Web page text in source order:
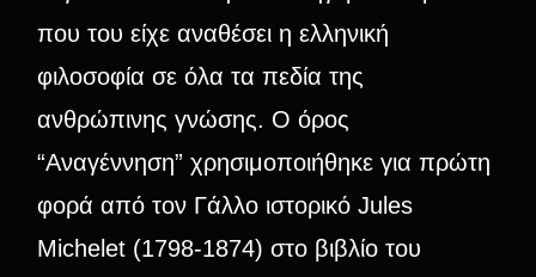
που του είχε αναθέσει η ελληνική
φιλοσοφία σε όλα τα πεδία της
ανθρώπινης γνώσης. Ο όρος
“Αναγέννηση” χρησιμοποιήθηκε για πρώτη
φορά από τον Γάλλο ιστορικό Jules
Michelet (1798-1874) στο βιβλίο του